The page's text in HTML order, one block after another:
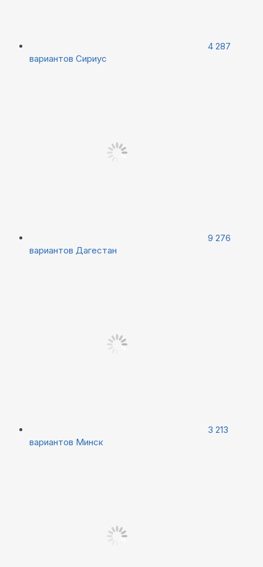
4 287
вариантов Сириус
9 276
вариантов Дагестан
3 213
вариантов Минск